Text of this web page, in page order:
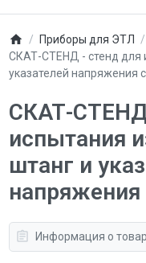
Приборы для ЭТЛ
СКАТ-СТЕНД - стенд для
указателей напряжения
СКАТ-СТЕНД
испытания
штанг и
Информация о